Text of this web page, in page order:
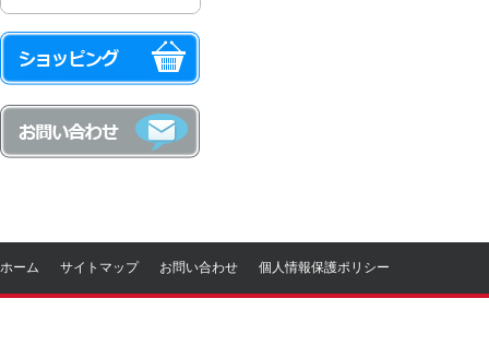
ホーム サイトマップ お問い合わせ 個人情報保護ポリシー